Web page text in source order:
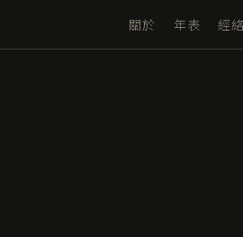
關於 年表 經絡